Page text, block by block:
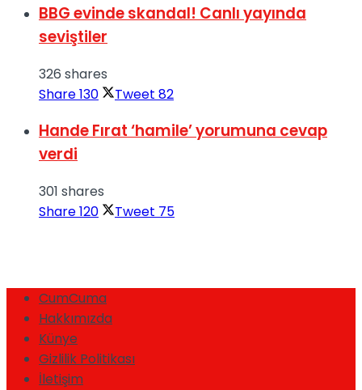
BBG evinde skandal! Canlı yayında
seviştiler
326 shares
Share130 Tweet 82
Hande Fırat ‘hamile’ yorumuna cevap
verdi
301 shares
Share120 Tweet 75
CumCuma
Hakkımızda
Künye
Gizlilik Politikası
İletişim